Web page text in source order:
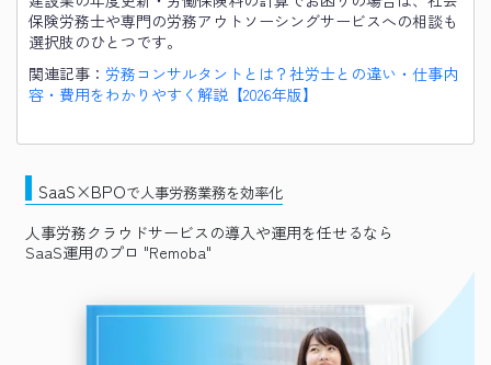
保険労務士や専門の労務アウトソーシングサービスへの相談も
選択肢のひとつです。
関連記事： 労務コンサルタントとは？社労士との違い・仕事内
容・費用をわかりやすく解説【2026年版】
SaaS×BPOで人事労務業務を効率化
人事労務クラウドサービスの導入や運用を任せるなら
SaaS運用のプロ "Remoba"